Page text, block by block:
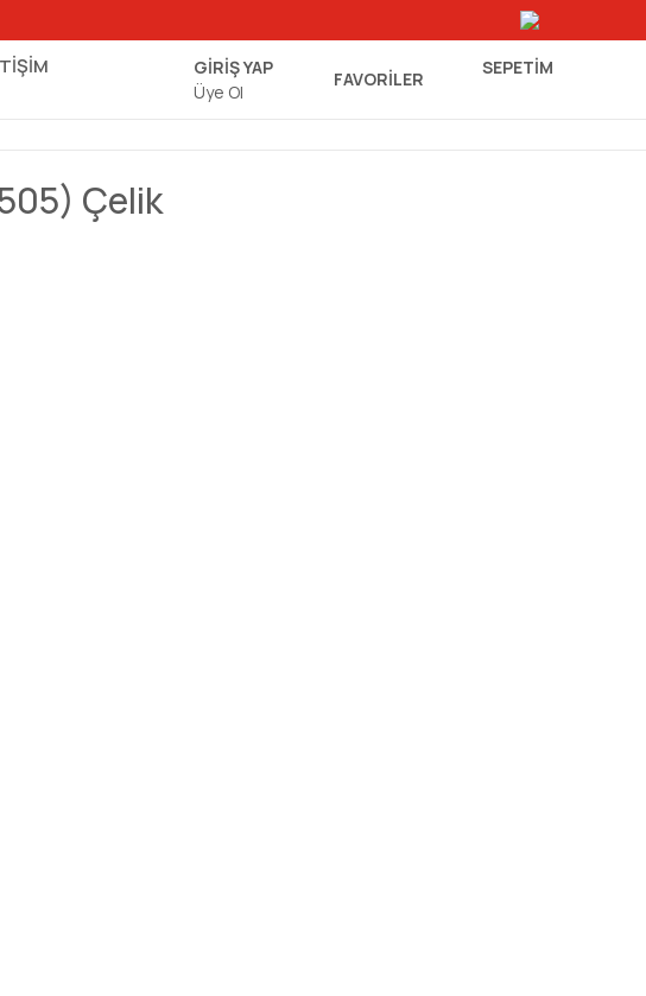
GİRİŞ YAP
Üye Ol
FAVORİLER SEPETIM
Çelik